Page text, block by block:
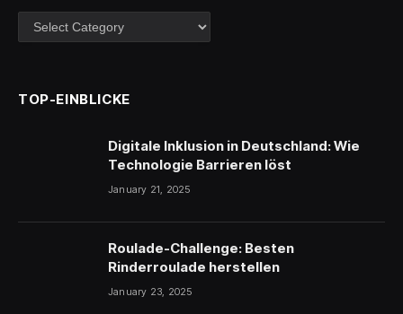
Kategorien
TOP-EINBLICKE
Digitale Inklusion in Deutschland: Wie
Technologie Barrieren löst
January 21, 2025
Roulade-Challenge: Besten
Rinderroulade herstellen
January 23, 2025